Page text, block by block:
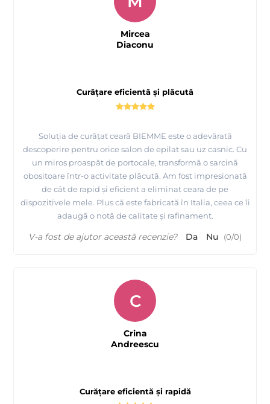
Curățare eficientă și plăcută
Soluția de curățat ceară BIEMME este o adevărată
descoperire pentru orice salon de epilat sau uz casnic. Cu
un miros proaspăt de portocale, transformă o sarcină
obositoare într-o activitate plăcută. Am fost impresionată
de cât de rapid și eficient a eliminat ceara de pe
dispozitivele mele. Plus că este fabricată în Italia, ceea ce îi
adaugă o notă de calitate și rafinament.
Mircea
Diaconu
V-a fost de ajutor această recenzie? Da Nu (0/0)
Curățare eficientă și rapidă
C
Crina
Andreescu